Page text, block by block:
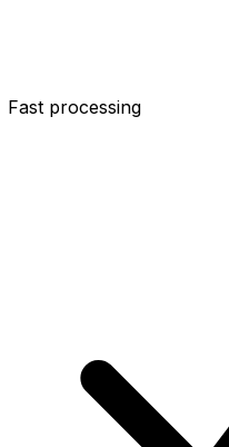
Fast processing